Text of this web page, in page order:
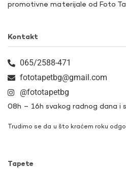
promotivne materijale od Foto
Kontakt
065/2588-471
fototapetbg@gmail.com
@fototapetbg
08h – 16h svakog radnog dana i
Trudimo se da u što kraćem roku
Tapete